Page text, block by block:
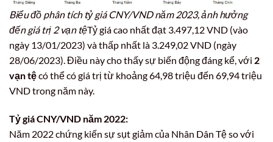
Biểu đồ phân tích tỷ giá CNY/VND năm 2023, ảnh hưởng
đến giá trị 2 vạn tệTỷ giá cao nhất đạt 3.497,12 VND (vào
ngày 13/01/2023) và thấp nhất là 3.249,02 VND (ngày
28/06/2023). Điều này cho thấy sự biến động đáng kể, với 2
vạn tệcó thể có giá trị từ khoảng 64,98 triệu đến 69,94 triệu
VND trong năm này.
Tỷ giá CNY/VND năm 2022:
Năm 2022 chứng kiến sự sụt giảm của Nhân Dân Tệ so với